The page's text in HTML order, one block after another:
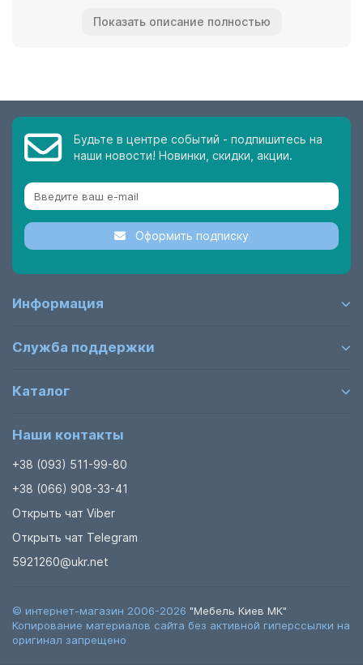
классов, лаборантских и учительских. Конструкции
любой площади:
стандартной глубине.
Шкафы для одежды
— комплектуются
овальной штангой или с выдвижными
турникетами в зависимости от выбранной
Пеналы и угловые приставки— позволяют
рационально задействовать углы и завершить
мебельную композицию.
полезный объем хранения без замены основной
Для полной комплектации кабинетов рекомендуем
Эргономичные
Готовые модульные
Технические параметры и опции
мм. Торцы обработаны антиударной кромкой ПВХ 0,5-
2 мм. По запросу шкафы могут оснащаются дверными
замками. Базовое цветовое решение — светлый бук,
быструю отгрузку заказов с производства в Киев и по
всей Украине.
Показать описание полностью
Будьте в центре событий - подпишитесь на
наши новости! Новинки, скидки, акции.
Оформить подписку
Информация
Служба поддержки
Каталог
Наши контакты
+38 (093) 511-99-80
+38 (066) 908-33-41
Открыть чат Viber
Открыть чат Telegram
5921260@ukr.net
© интернет-магазин 2006-2026 "Мебель Киев МК"
Копирование материалов сайта без активной гиперссылки на
оригинал запрещено